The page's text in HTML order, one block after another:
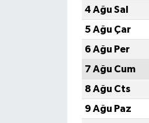
4 Ağu Sal
5 Ağu Çar
6 Ağu Per
7 Ağu Cum
8 Ağu Cts
9 Ağu Paz